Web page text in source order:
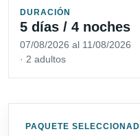
DURACIÓN
5 días / 4 noches
07/08/2026 al 11/08/2026
· 2 adultos
PAQUETE